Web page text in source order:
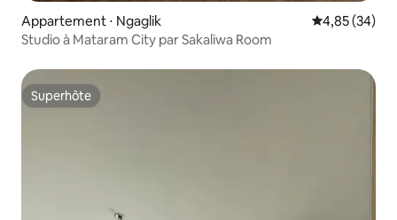
Appartement ⋅ Ngaglik Évaluation
4,85 (34)
Studio à Mataram City par Sakaliwa Room
Superhôte
Superhôte